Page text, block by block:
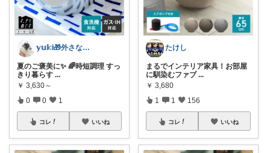
𝕪𝕦𝕜𝕚🎁外さない手土産お菓子
夏のご褒美に✨ 🌈時短調理 すっ
きり暮らす ...
￥ 3,630～
0 0 1
コレ いいね
たけし
まるでインテリア家具！お部屋
に馴染むファブ ...
￥ 3,680
1 1 156
コレ いいね